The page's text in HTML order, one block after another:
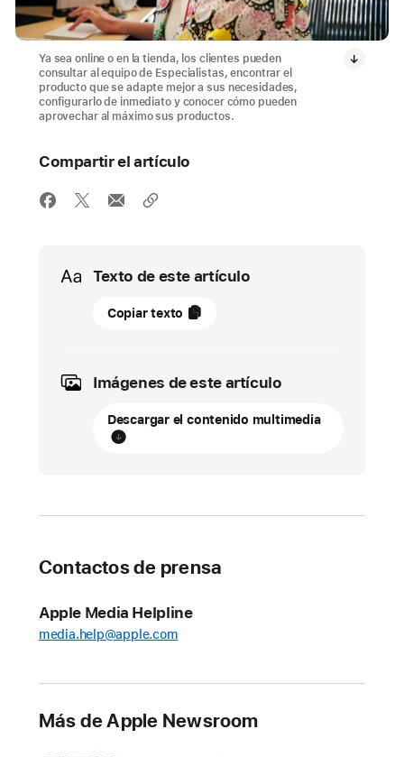
Ya sea online o en la tienda, los clientes pueden
consultar al equipo de Especialistas, encontrar el
producto que se adapte mejor a sus necesidades,
configurarlo de inmediato y conocer cómo pueden
aprovechar al máximo sus productos.
Compartir el artículo
Media
Texto de este artículo
14
ACTUALIZACIÓN
Apple
ofrece
de
los
modelos
de
Apple
Copiar texto
Imágenes de este artículo
Descargar el contenido multimedia
Contactos de prensa
Apple Media Helpline
media.help@apple.com
Más de Apple Newsroom